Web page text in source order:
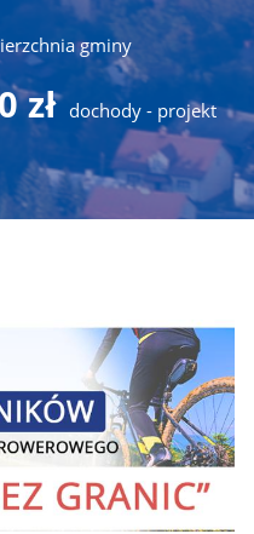
gminy
zł dochody - projekt